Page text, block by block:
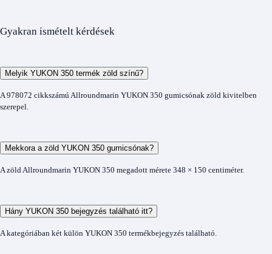
Gyakran ismételt kérdések
Melyik YUKON 350 termék zöld színű?
A 978072 cikkszámú Allroundmarin YUKON 350 gumicsónak zöld kivitelben
szerepel.
Mekkora a zöld YUKON 350 gumicsónak?
A zöld Allroundmarin YUKON 350 megadott mérete 348 × 150 centiméter.
Hány YUKON 350 bejegyzés található itt?
A kategóriában két külön YUKON 350 termékbejegyzés található.